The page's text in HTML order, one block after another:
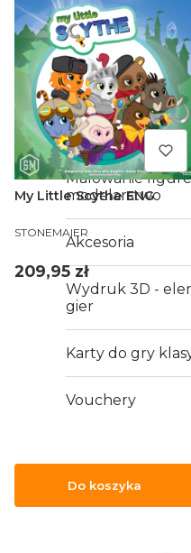
Gry karciane LCG
Gry karciane TCG
Karty
Malowanie
modelarstwo
Akcesoria
Wydruk 3D -
gier
Karty do gry
Vouchery
My Little Scythe ENG
PRODUCENT
STONEMAIER
Cena
209,95 zł
Do koszyka